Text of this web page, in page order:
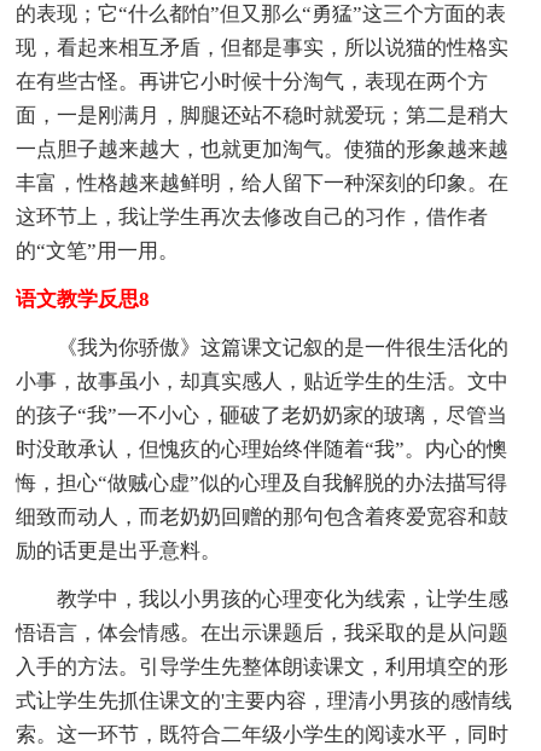
的表现；它“什么都怕”但又那么“勇猛”这三个方面的表
现，看起来相互矛盾，但都是事实，所以说猫的性格实
在有些古怪。再讲它小时候十分淘气，表现在两个方
面，一是刚满月，脚腿还站不稳时就爱玩；第二是稍大
一点胆子越来越大，也就更加淘气。使猫的形象越来越
丰富，性格越来越鲜明，给人留下一种深刻的印象。在
这环节上，我让学生再次去修改自己的习作，借作者
的“文笔”用一用。
语文教学反思8
《我为你骄傲》这篇课文记叙的是一件很生活化的
小事，故事虽小，却真实感人，贴近学生的生活。文中
的孩子“我”一不小心，砸破了老奶奶家的玻璃，尽管当
时没敢承认，但愧疚的心理始终伴随着“我”。内心的懊
悔，担心“做贼心虚”似的心理及自我解脱的办法描写得
细致而动人，而老奶奶回赠的那句包含着疼爱宽容和鼓
励的话更是出乎意料。
教学中，我以小男孩的心理变化为线索，让学生感
悟语言，体会情感。在出示课题后，我采取的是从问题
入手的方法。引导学生先整体朗读课文，利用填空的形
式让学生先抓住课文的'主要内容，理清小男孩的感情线
索。这一环节，既符合二年级小学生的阅读水平，同时